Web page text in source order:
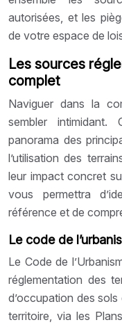
autorisées, et les
de votre espace de
Les sources
complet
Naviguer dans la
sembler
panorama des
l’utilisation des
leur impact concret
vous permettra
référence et de
Le code de
Le Code de
réglementation des
d’occupation des
territoire, via les